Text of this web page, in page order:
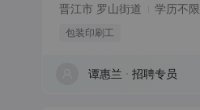
晋江市 罗山街道 学历不限
包装印刷工
谭惠兰 招聘专员